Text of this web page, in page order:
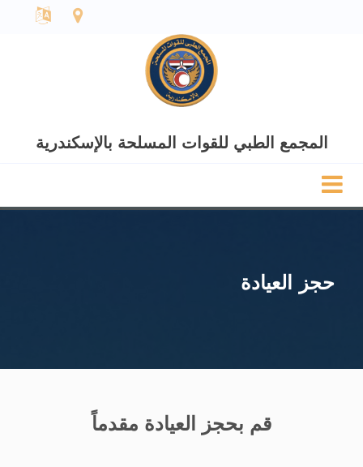
المجمع الطبي للقوات المسلحة بالإسكندرية
حجز العيادة
قم بحجز العيادة مقدماً